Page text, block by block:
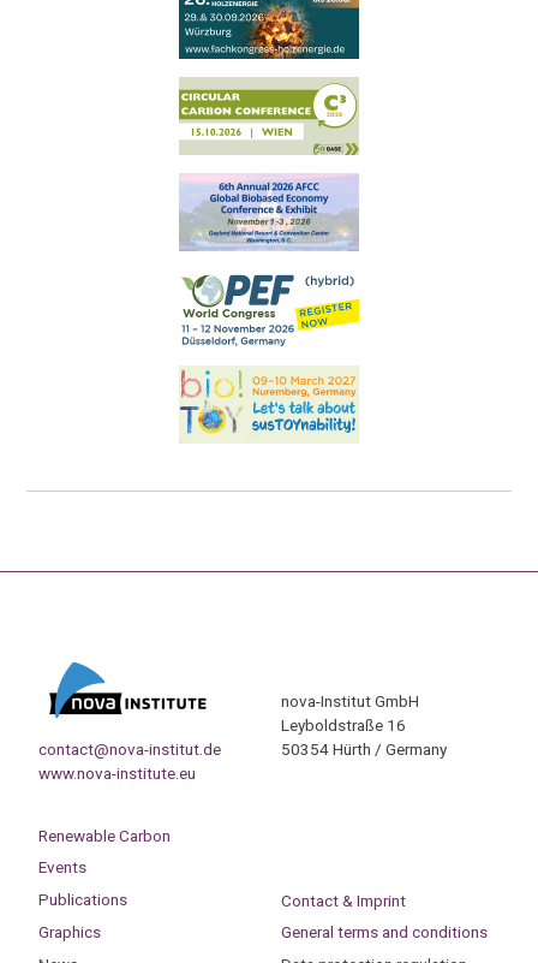
contact@nova-institut.de
www.nova-institute.eu
nova-Institut GmbH
Leyboldstraße 16
50354 Hürth / Germany
Renewable Carbon
Events
Publications
Graphics
Contact & Imprint
General terms and conditions